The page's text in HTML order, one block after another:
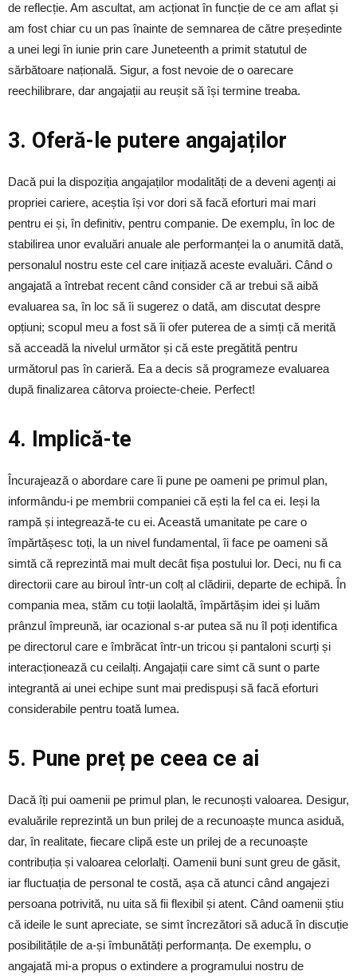
de reflecție. Am ascultat, am acționat în funcție de ce am aflat și
am fost chiar cu un pas înainte de semnarea de către președinte
a unei legi în iunie prin care Juneteenth a primit statutul de
sărbătoare națională. Sigur, a fost nevoie de o oarecare
reechilibrare, dar angajații au reușit să își termine treaba.
3. Oferă-le putere angajaților
Dacă pui la dispoziția angajaților modalități de a deveni agenți ai
propriei cariere, aceștia își vor dori să facă eforturi mai mari
pentru ei și, în definitiv, pentru companie. De exemplu, în loc de
stabilirea unor evaluări anuale ale performanței la o anumită dată,
personalul nostru este cel care inițiază aceste evaluări. Când o
angajată a întrebat recent când consider că ar trebui să aibă
evaluarea sa, în loc să îi sugerez o dată, am discutat despre
opțiuni; scopul meu a fost să îi ofer puterea de a simți că merită
să acceadă la nivelul următor și că este pregătită pentru
următorul pas în carieră. Ea a decis să programeze evaluarea
după finalizarea câtorva proiecte-cheie. Perfect!
4. Implică-te
Încurajează o abordare care îi pune pe oameni pe primul plan,
informându-i pe membrii companiei că ești la fel ca ei. Ieși la
rampă și integrează-te cu ei. Această umanitate pe care o
împărtășesc toți, la un nivel fundamental, îi face pe oameni să
simtă că reprezintă mai mult decât fișa postului lor. Deci, nu fi ca
directorii care au biroul într-un colț al clădirii, departe de echipă. În
compania mea, stăm cu toții laolaltă, împărtășim idei și luăm
prânzul împreună, iar ocazional s-ar putea să nu îl poți identifica
pe directorul care e îmbrăcat într-un tricou și pantaloni scurți și
interacționează cu ceilalți. Angajații care simt că sunt o parte
integrantă ai unei echipe sunt mai predispuși să facă eforturi
considerabile pentru toată lumea.
5. Pune preț pe ceea ce ai
Dacă îți pui oamenii pe primul plan, le recunoști valoarea. Desigur,
evaluările reprezintă un bun prilej de a recunoaște munca asiduă,
dar, în realitate, fiecare clipă este un prilej de a recunoaște
contribuția și valoarea celorlalți. Oamenii buni sunt greu de găsit,
iar fluctuația de personal te costă, așa că atunci când angajezi
persoana potrivită, nu uita să fii flexibil și atent. Când oamenii știu
că ideile le sunt apreciate, se simt încrezători să aducă în discuție
posibilitățile de a-și îmbunătăți performanța. De exemplu, o
angajată mi-a propus o extindere a programului nostru de